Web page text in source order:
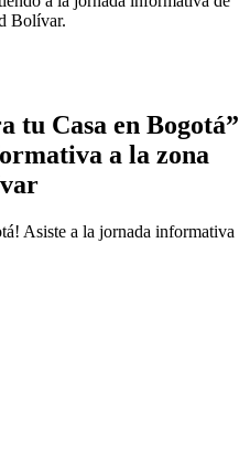
tu Casa en Bogotá”
a la zona
Asiste a la jornada informativa